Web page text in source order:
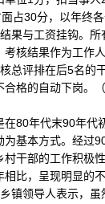
占30分，以年终
与工资挂钩。所
考核结果作为工作
总评排在后5名的
合格的自动下岗。
年代末90年代
基本方式。经过
干部的工作积极
比，呈现明显的
镇领导人表示，